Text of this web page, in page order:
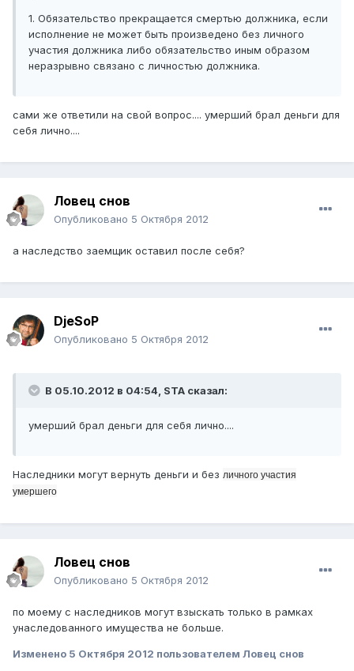
1. Обязательство прекращается смертью должника, если
исполнение не может быть произведено без личного
участия должника либо обязательство иным образом
неразрывно связано с личностью должника.
сами же ответили на свой вопрос.... умерший брал деньги для
себя лично....
Ловец снов
Опубликовано 5 Октября 2012
а наследство заемщик оставил после себя?
DjeSoP
Опубликовано 5 Октября 2012
В 05.10.2012 в 04:54, STA сказал:
умерший брал деньги для себя лично....
Наследники могут вернуть деньги и без личного участия
умершего
Ловец снов
Опубликовано 5 Октября 2012
по моему с наследников могут взыскать только в рамках
унаследованного имущества не больше.
Изменено 5 Октября 2012 пользователем Ловец снов